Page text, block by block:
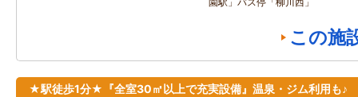
この施
★駅徒歩1分★『全室30㎡以上で充実設備』温泉・ジム利用も♪